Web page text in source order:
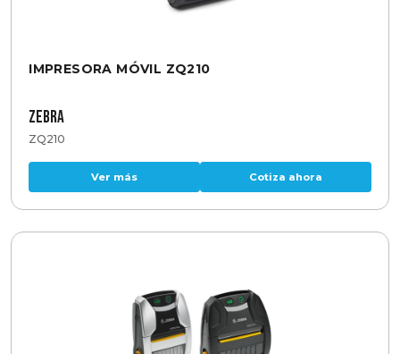
IMPRESORA MÓVIL ZQ210
Zebra
ZQ210
Ver más Cotiza ahora